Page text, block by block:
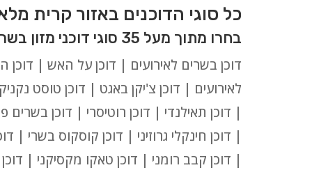
כל סוגי הדוכנים באזור קרית
בחרו מתוך מעל 35 סוגי דוכני מזון בשריים לאירועים בקרית מלאכי:
דוכן בשרים לאירועים | דוכן על האש | דוכן
לאירועים | דוכן צ'יקן באגט | דוכן טוסט
| דוכן תאילנדי | דוכן רוטיסרי | דוכן
| דוכן חינקלי גרוזיני | דוכן קוסקוס בשרי |
| דוכן קבב רומני | דוכן טאקו מקסיקני |